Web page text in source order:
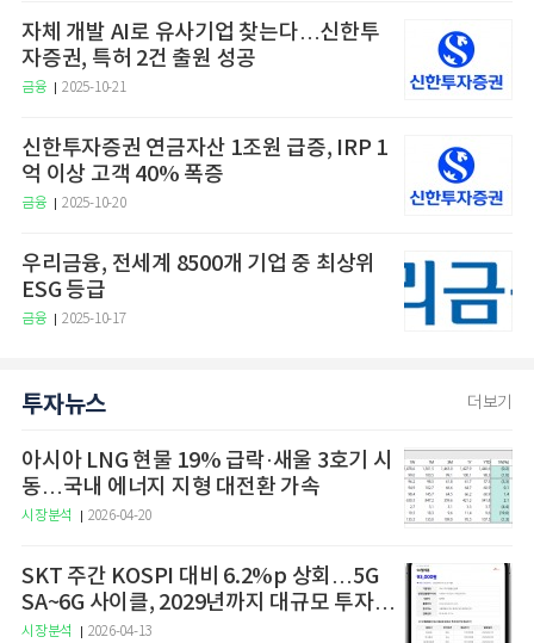
자체 개발 AI로 유사기업 찾는다…신한투
자증권, 특허 2건 출원 성공
금융 2025-10-21
신한투자증권 연금자산 1조원 급증, IRP 1
억 이상 고객 40% 폭증
금융 2025-10-20
우리금융, 전세계 8500개 기업 중 최상위
ESG 등급
금융 2025-10-17
투자뉴스 더보기
아시아 LNG 현물 19% 급락·새울 3호기 시
동…국내 에너지 지형 대전환 가속
시장분석 2026-04-20
SKT 주간 KOSPI 대비 6.2%p 상회…5G
SA~6G 사이클, 2029년까지 대규모 투자
예고
시장분석 2026-04-13